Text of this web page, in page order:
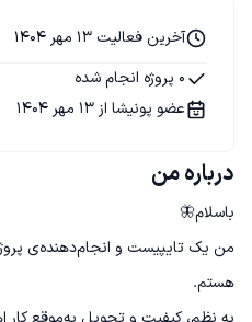
درباره من
آخرین فعالیت 13 مهر 1404
0 پروژه انجام شده
عضو پونیشا از 13 مهر 1404